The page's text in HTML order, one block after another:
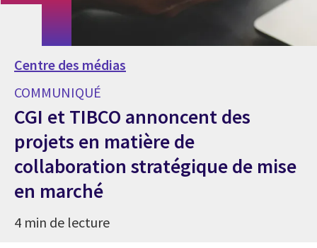
Centre des médias
COMMUNIQUÉ
CGI et TIBCO annoncent des
projets en matière de
collaboration stratégique de mise
en marché
4 min de lecture